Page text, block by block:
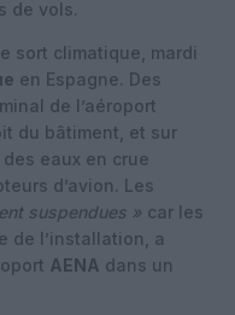
de vols.
sort climatique, mardi
en Espagne. Des
de l’aéroport
du bâtiment, et sur
eaux en crue
d’avion. Les
suspendues » car les
de l’installation, a
AENA dans un